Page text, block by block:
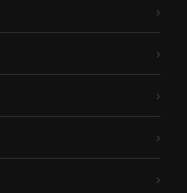
›
›
›
›
›